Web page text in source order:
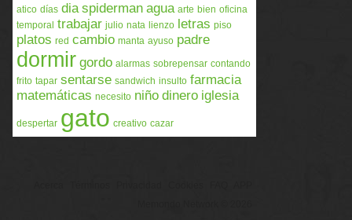
atico días dia spiderman agua arte bien oficina
temporal trabajar julio nata lienzo letras piso
platos red cambio manta ayuso padre
dormir gordo alarmas sobrepensar contando
frito tapar sentarse sandwich insulto farmacia
matemáticas necesito niño dinero iglesia
despertar gato creativo cazar